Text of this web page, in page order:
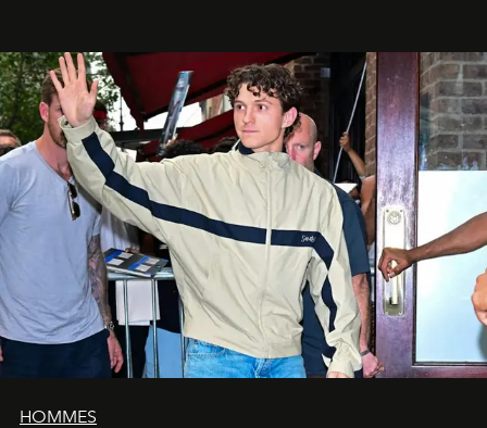
HOMMES